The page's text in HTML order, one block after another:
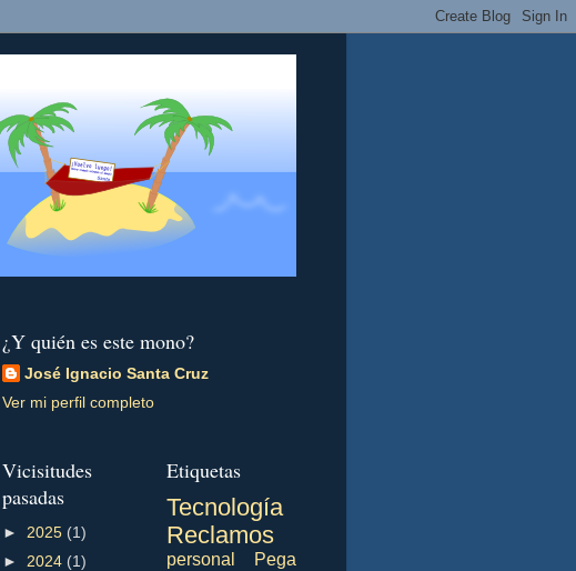
¿Y quién es este mono?
José Ignacio Santa Cruz
Ver mi perfil completo
Vicisitudes
pasadas
► 2025 (1)
► 2024 (1)
Etiquetas
Tecnología
Reclamos
personal Pega